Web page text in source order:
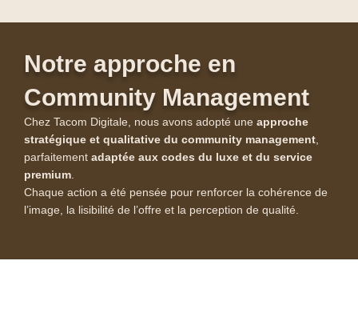
Notre approche en
Community Management
Chez Tacom Digitale, nous avons adopté une approche
stratégique et qualitative du community management
parfaitement adaptée aux codes du luxe et du service
premium
Chaque action a été pensée pour renforcer la cohérence de
l’image, la lisibilité de l’offre et la perception de qualité.